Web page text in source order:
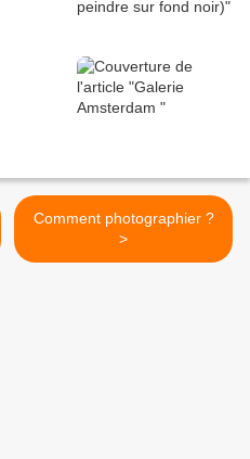
Comment photographier ?
>